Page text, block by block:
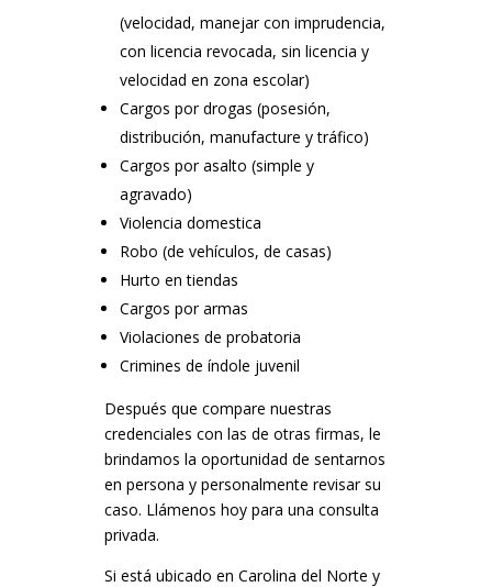
(velocidad, manejar con imprudencia,
con licencia revocada, sin licencia y
velocidad en zona escolar)
Cargos por drogas (posesión,
distribución, manufacture y tráfico)
Cargos por asalto (simple y
agravado)
Violencia domestica
Robo (de vehículos, de casas)
Hurto en tiendas
Cargos por armas
Violaciones de probatoria
Crimines de índole juvenil
Después que compare nuestras
credenciales con las de otras firmas, le
brindamos la oportunidad de sentarnos
en persona y personalmente revisar su
caso. Llámenos hoy para una consulta
privada.
Si está ubicado en Carolina del Norte y